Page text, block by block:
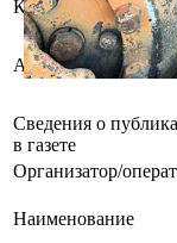
Контакты
Адрес
Сведения о
в газете
Организатор/
Наименование